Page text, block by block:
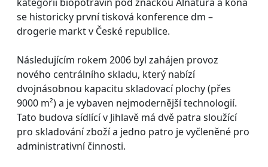
se historicky první tisková konference dm –
drogerie markt v České republice.
Následujícím rokem 2006 byl zahájen provoz
nového centrálního skladu, který nabízí
dvojnásobnou kapacitu skladovací plochy (přes
9000 m²) a je vybaven nejmodernější technologií.
Tato budova sídlící v Jihlavě má dvě patra sloužící
pro skladování zboží a jedno patro je vyčleněné pro
administrativní činnosti.